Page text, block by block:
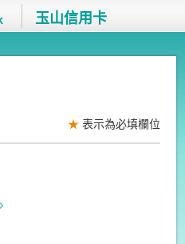
玉山信用卡
★表示為必填欄位